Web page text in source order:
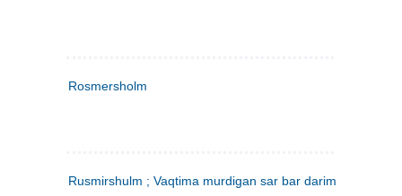
Rosmersholm
Rusmirshulm ; Vaqtima murdigan sar bar darim